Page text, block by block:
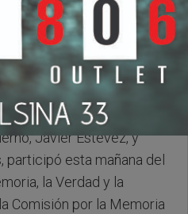
Golía, acompañado
Javier Estévez, y
esta mañana del
la Verdad y la
Comisión por la Memoria